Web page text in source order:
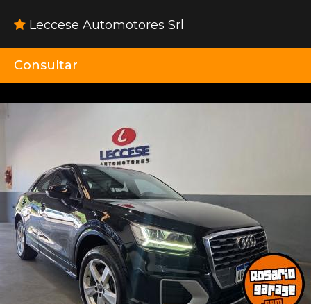
Leccese Automotores Srl
Consultar